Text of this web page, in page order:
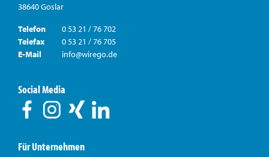
38640 Goslar
Telefon
0 53 21 / 76 702
Telefax
0 53 21 / 76 705
E-Mail
info@wirego.de
Social Media
Für Unternehmen